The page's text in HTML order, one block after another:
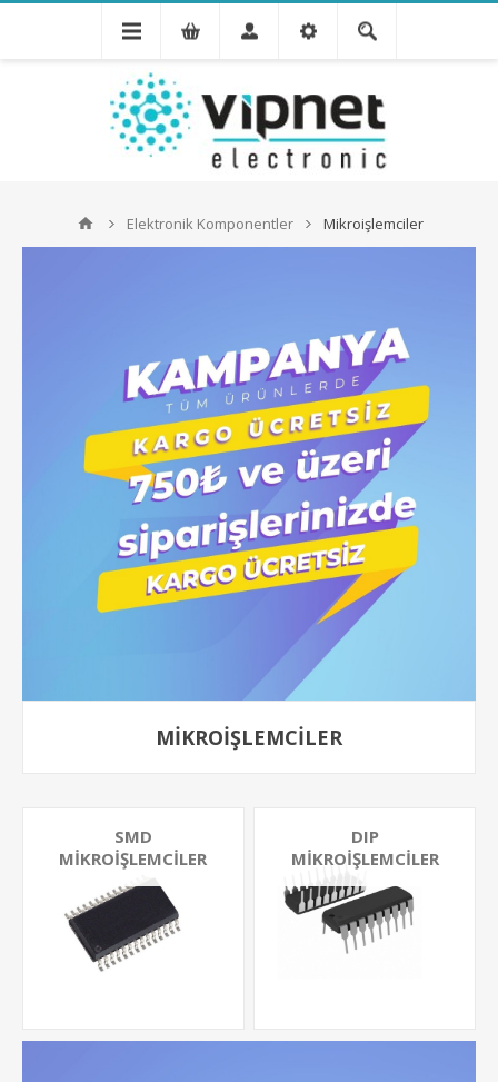
Elektronik Komponentler Mikroişlemciler
MIKROIŞLEMCILER
SMD
MIKROIŞLEMCILER
DIP
MIKROIŞLEMCILER